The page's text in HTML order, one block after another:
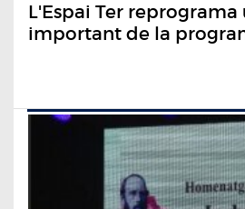
L'Espai Ter
important de la